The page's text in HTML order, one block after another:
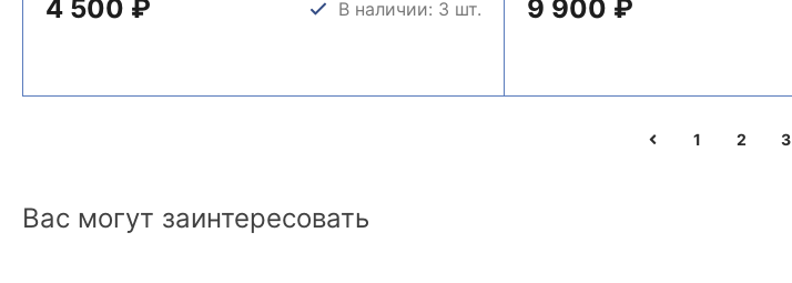
4 500 ₽ В наличии: 3 шт. 9 900 ₽
1 2 3
Вас могут заинтересовать